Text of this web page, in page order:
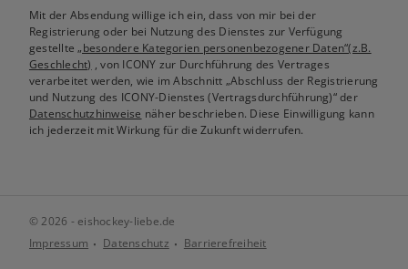
Mit der Absendung willige ich ein, dass von mir bei der
Registrierung oder bei Nutzung des Dienstes zur Verfügung
gestellte„besondere Kategorien personenbezogener Daten“(z.B.
Geschlecht) , von ICONY zur Durchführung des Vertrages
verarbeitet werden, wie im Abschnitt „Abschluss der Registrierung
und Nutzung des ICONY-Dienstes (Vertragsdurchführung)“ der
Datenschutzhinweise näher beschrieben. Diese Einwilligung kann
ich jederzeit mit Wirkung für die Zukunft widerrufen.
© 2026 - eishockey-liebe.de
Impressum
Datenschutz Barrierefreiheit